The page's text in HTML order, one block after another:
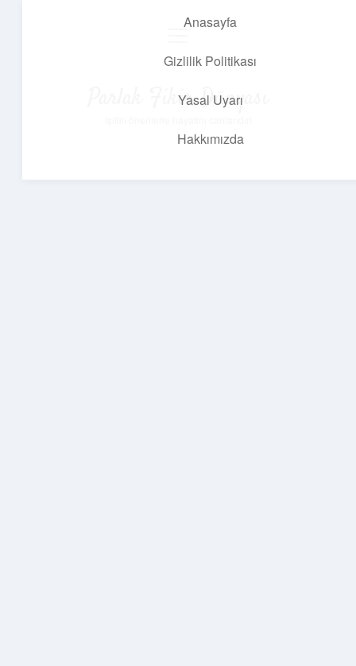
Anasayfa
Gizlilik Politikası
Yasal Uyarı
Hakkımızda
Parlak Fikir Dünyası